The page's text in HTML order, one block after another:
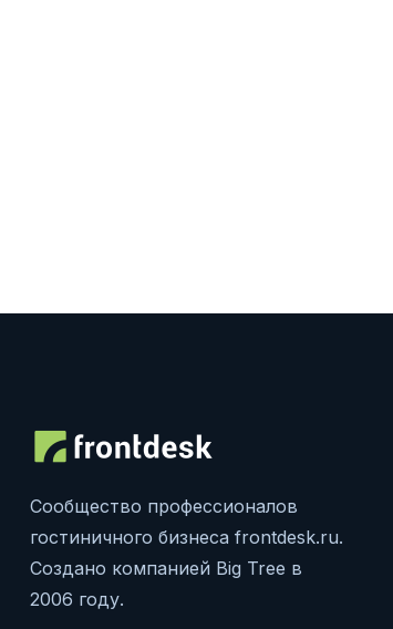
Сообщество профессионалов
гостиничного бизнеса frontdesk.ru.
Создано компанией Big Tree в
2006 году.